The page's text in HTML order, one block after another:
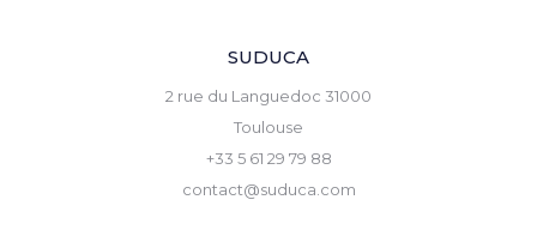
SUDUCA
2 rue du Languedoc 31000
Toulouse
+33 5 61 29 79 88
contact@suduca.com